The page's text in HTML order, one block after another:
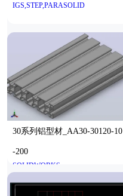
IGS,STEP,PARASOLID
30系列铝型材_AA30-30120-10
-200
SOLIDWORKS